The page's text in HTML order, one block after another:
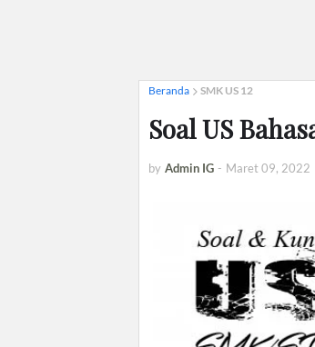
Beranda SMK US 12
Soal US
by Admin IG - Maret 09, 2022